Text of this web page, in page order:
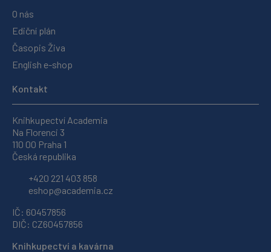
O nás
Ediční plán
Časopis Živa
English e-shop
Kontakt
Knihkupectví Academia
Na Florenci 3
110 00 Praha 1
Česká republika
+420 221 403 858
eshop@academia.cz
IČ: 60457856
DIČ: CZ60457856
Knihkupectví a kavárna